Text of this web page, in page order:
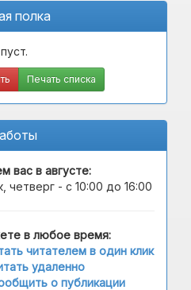
полка
Печать списка
вас в августе:
четверг - с 10:00 до 16:00
в любое время:
читателем в один клик
удаленно
о публикации